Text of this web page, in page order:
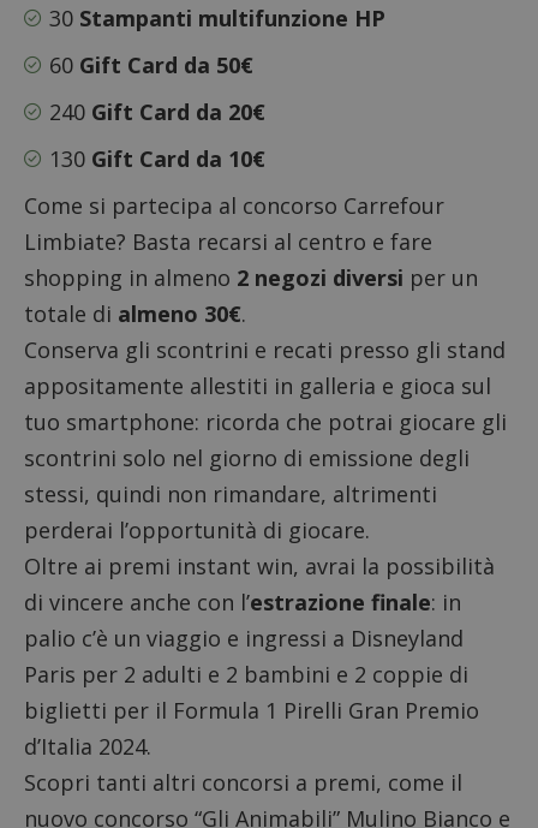
30 Stampanti multifunzione HP
60 Gift Card da 50€
240 Gift Card da 20€
130 Gift Card da 10€
Come si partecipa al concorso Carrefour
Limbiate? Basta recarsi al centro e fare
shopping in almeno 2 negozi diversi per un
totale di almeno 30€.
Conserva gli scontrini e recati presso gli stand
appositamente allestiti in galleria e gioca sul
tuo smartphone: ricorda che potrai giocare gli
scontrini solo nel giorno di emissione degli
stessi, quindi non rimandare, altrimenti
perderai l’opportunità di giocare.
Oltre ai premi instant win, avrai la possibilità
di vincere anche con l’estrazione finale: in
palio c’è un viaggio e ingressi a Disneyland
Paris per 2 adulti e 2 bambini e 2 coppie di
biglietti per il Formula 1 Pirelli Gran Premio
d’Italia 2024.
Scopri tanti altri concorsi a premi, come il
nuovo concorso “Gli Animabili” Mulino Bianco e